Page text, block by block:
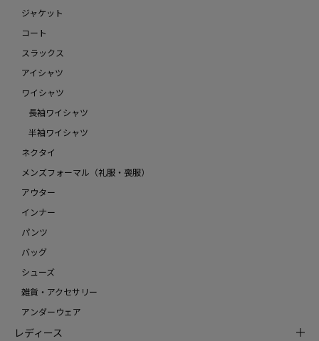
ジャケット
コート
スラックス
アイシャツ
ワイシャツ
長袖ワイシャツ
半袖ワイシャツ
ネクタイ
メンズフォーマル（礼服・喪服）
アウター
インナー
パンツ
バッグ
シューズ
雑貨・アクセサリー
アンダーウェア
レディース